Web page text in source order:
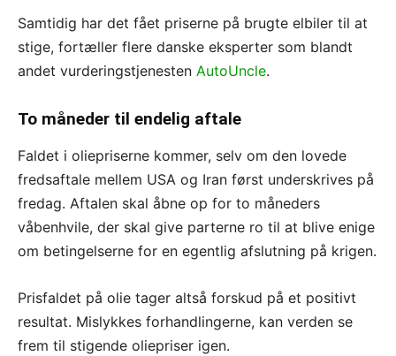
Samtidig har det fået priserne på brugte elbiler til at
stige, fortæller flere danske eksperter som blandt
andet vurderingstjenesten AutoUncle.
To måneder til endelig aftale
Faldet i oliepriserne kommer, selv om den lovede
fredsaftale mellem USA og Iran først underskrives på
fredag. Aftalen skal åbne op for to måneders
våbenhvile, der skal give parterne ro til at blive enige
om betingelserne for en egentlig afslutning på krigen.
Prisfaldet på olie tager altså forskud på et positivt
resultat. Mislykkes forhandlingerne, kan verden se
frem til stigende oliepriser igen.